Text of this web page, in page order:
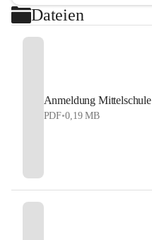
Dateien
Anmeldung Mittelschule
PDF•0,19 MB